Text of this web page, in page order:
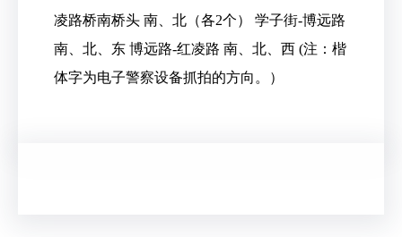
凌路桥南桥头 南、北（各2个） 学子街-博远路
南、北、东 博远路-红凌路 南、北、西 (注：楷
体字为电子警察设备抓拍的方向。）